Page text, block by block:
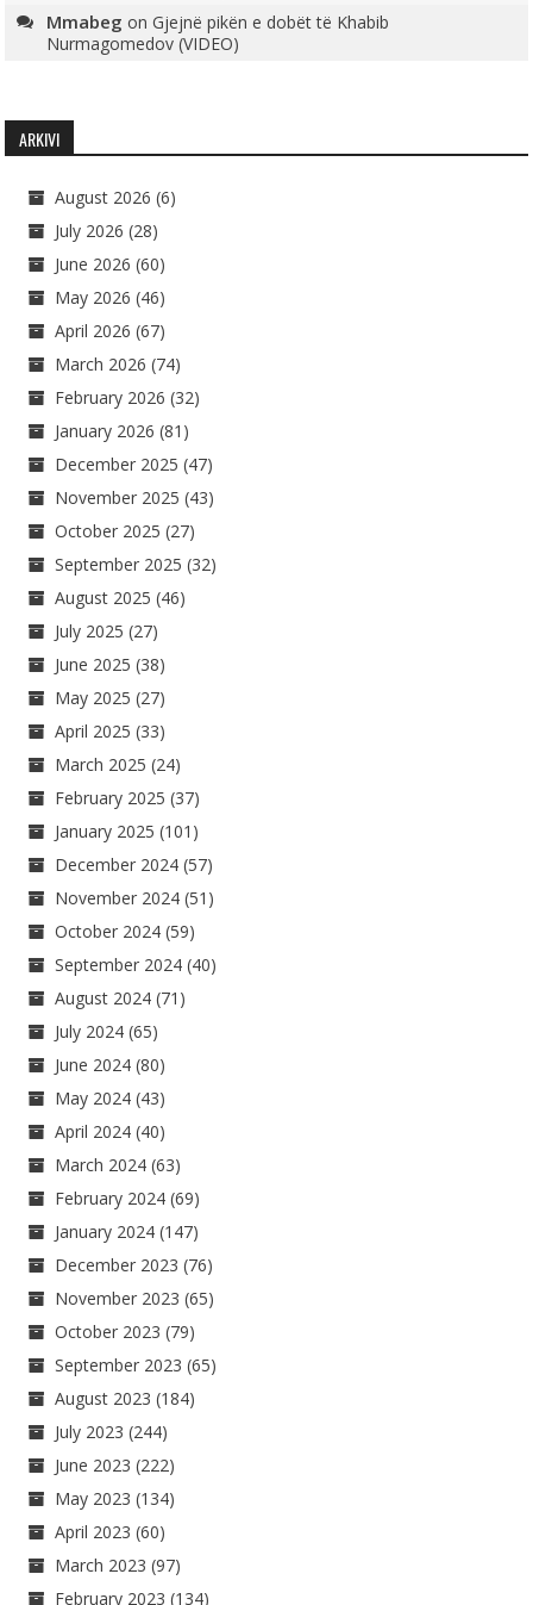
Mmabeg onGjejnë pikën e dobët të Khabib
Nurmagomedov (VIDEO)
ARKIVI
August 2026 (6)
July 2026 (28)
June 2026 (60)
May 2026 (46)
April 2026 (67)
March 2026 (74)
February 2026 (32)
January 2026 (81)
December 2025 (47)
November 2025 (43)
October 2025 (27)
September 2025 (32)
August 2025 (46)
July 2025 (27)
June 2025 (38)
May 2025 (27)
April 2025 (33)
March 2025 (24)
February 2025 (37)
January 2025 (101)
December 2024 (57)
November 2024 (51)
October 2024 (59)
September 2024 (40)
August 2024 (71)
July 2024 (65)
June 2024 (80)
May 2024 (43)
April 2024 (40)
March 2024 (63)
February 2024 (69)
January 2024 (147)
December 2023 (76)
November 2023 (65)
October 2023 (79)
September 2023 (65)
August 2023 (184)
July 2023 (244)
June 2023 (222)
May 2023 (134)
April 2023 (60)
March 2023 (97)
February 2023 (134)